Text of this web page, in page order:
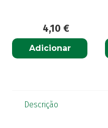
4,10 €
Adicionar
Descrição